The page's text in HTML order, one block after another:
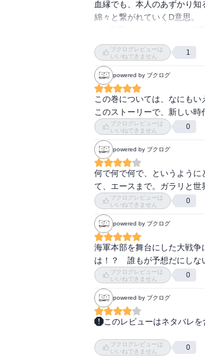
この、
で、
動き出す海賊たち。
なにしろ、
白ひげが死んだんで縄張りを
早速頭角を現してるのが茶ひ
ハンコックの助けも借りつつ、
ローたちとルフィは女ヶ島へ！
黒ひげは、
シリュウだけでなくレベル６
怖いわぁ。。。
ルフィ何とか動き出せる。
で、
１０年前の過去のルフィ編が
感想はここまでにします！
ルフィの過去編は６０巻にま
白ひげが最後に放ったワンピ
も、
気になるけど、
世界を巻き込む巨大な戦いっ
血縁でも、本人のあずかり
綿々と繋がれていくD意思。
見えそうで見えない、掴め
コピーの勇気と正義。
また1つルフィが繋いだ未来
シャンクスによって終焉を
ブクログレビューは
いいねできません
1
powered by ブクログ
この巻については、なにもい
このストーリーで、新しい時
ブクログレビューは
いいねできません
0
powered by ブクログ
何で何で何で、というよう
て、エースまで。ガラリと
ブクログレビューは
いいねできません
0
powered by ブクログ
海軍本部を舞台にした大戦
は！？　誰もが予想だにしな
ブクログレビューは
いいねできません
0
powered by ブクログ
このレビューはネタバレを
頂上決戦④
ブクログレビューは
いいねできません
0